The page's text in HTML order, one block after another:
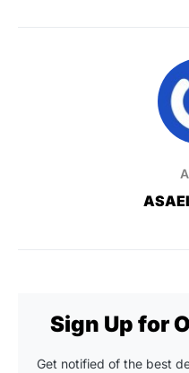
Sign Up for
Get notified of the best